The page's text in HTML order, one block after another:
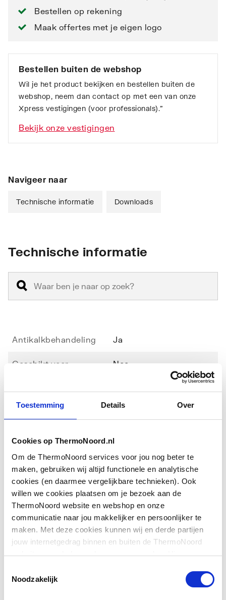
Toestemming Details Over
Cookies op ThermoNoord.nl
Om de ThermoNoord services voor jou nog beter te
maken, gebruiken wij altijd functionele en analytische
cookies (en daarmee vergelijkbare technieken). Ook
willen we cookies plaatsen om je bezoek aan de
ThermoNoord website en webshop en onze
communicatie naar jou makkelijker en persoonlijker te
maken. Met deze cookies kunnen wij en derde partijen
jouw internetgedrag binnen en buiten de ThermoNoord
website en webshop volgen en verzamelen. Hiermee
communicatie aan jouw interesses aan. We slaan je
Noodzakelijk
Bestellen op rekening
Maak offertes met je eigen logo
Bestellen buiten de webshop
Wil je het product bekijken en bestellen buiten de
webshop, neem dan contact op met een van onze
Xpress vestigingen (voor professionals).”
Bekijk onze vestigingen
Navigeer naar
Technische informatie Downloads
Technische informatie
Antikalkbehandeling Ja
Geschikt voor
Nee
met zijwand
Geschikt voor montage
op douchebak
Ja
Geschikt voor montage
op tegelvloer
Ja
Geschikt voor
nismontage
Ja
Glas-/kunststofdecor Nee
voor montage in nis
Downloads
Exploded_view image/jpeg
Sfeerbeeld image/jpeg,362 KB
Sfeerbeeldimage/jpeg,362 KB
Pictogram